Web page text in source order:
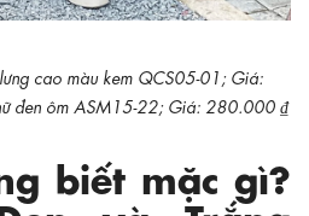
cao màu kem QCS05-01; Giá:
đen ôm ASM15-22; Giá: 280.000 ₫
biết mặc gì?